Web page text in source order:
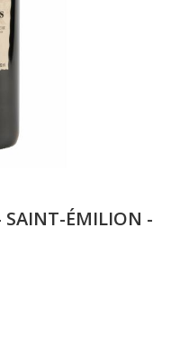
SAINT-ÉMILION -